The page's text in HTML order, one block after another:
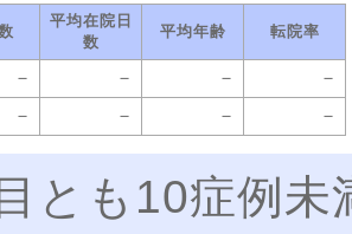
平均在院日
数
平均年齢 転院率
－ － － －
－ － － －
とも10症例